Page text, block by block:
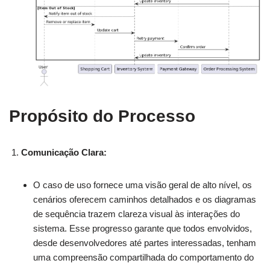
Propósito do Processo
Comunicação Clara:
O caso de uso fornece uma visão geral de alto nível, os
cenários oferecem caminhos detalhados e os diagramas
de sequência trazem clareza visual às interações do
sistema. Esse progresso garante que todos envolvidos,
desde desenvolvedores até partes interessadas, tenham
uma compreensão compartilhada do comportamento do